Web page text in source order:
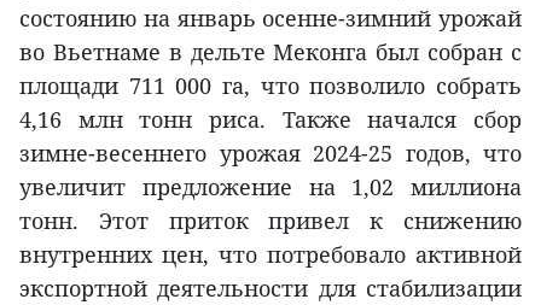
состоянию на январь осенне-зимний урожай
во Вьетнаме в дельте Меконга был собран с
площади 711 000 га, что позволило собрать
4,16 млн тонн риса. Также начался сбор
зимне-весеннего урожая 2024-25 годов, что
увеличит предложение на 1,02 миллиона
тонн. Этот приток привел к снижению
внутренних цен, что потребовало активной
экспортной деятельности для стабилизации